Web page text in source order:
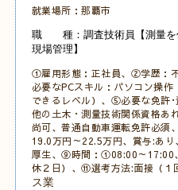
就業場所：那覇市
職 種：調査技術員【測量を
現場管理】
①雇用形態：正社員、②学歴：
必要なPCスキル：パソコン操
できるレベル） 、 ⑤必要な免許･
他の土木・測量技術関係資格あ
尚可、普通自動車運転免許必須
19.0万円～22.5万円、賞与:あ
厚生、⑨時間：①08:00～17:00
休２日）、⑪選考方法:面接（１
ス業